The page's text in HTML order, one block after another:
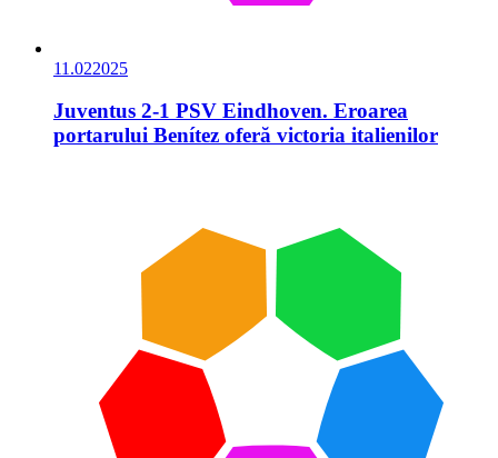
11.022025
Juventus 2-1 PSV Eindhoven. Eroarea
portarului Benítez oferă victoria italienilor